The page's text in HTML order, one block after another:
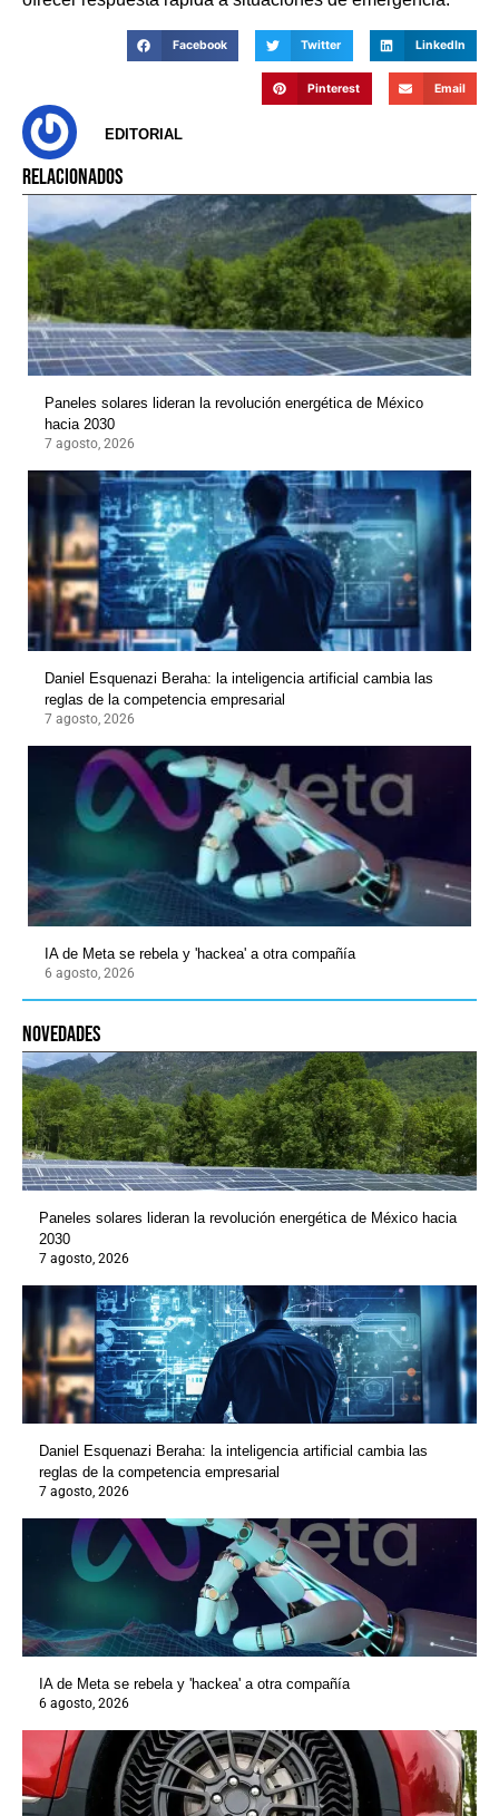
Facebook Twitter LinkedIn
Pinterest Email
EDITORIAL
RELACIONADOS
Paneles solares lideran la revolución energética de México
hacia 2030
7 agosto, 2026
Daniel Esquenazi Beraha: la inteligencia artificial cambia las
reglas de la competencia empresarial
7 agosto, 2026
IA de Meta se rebela y 'hackea' a otra compañía
6 agosto, 2026
novedades
Paneles solares lideran la revolución energética de México hacia
2030
7 agosto, 2026
Daniel Esquenazi Beraha: la inteligencia artificial cambia las
reglas de la competencia empresarial
7 agosto, 2026
IA de Meta se rebela y 'hackea' a otra compañía
6 agosto, 2026